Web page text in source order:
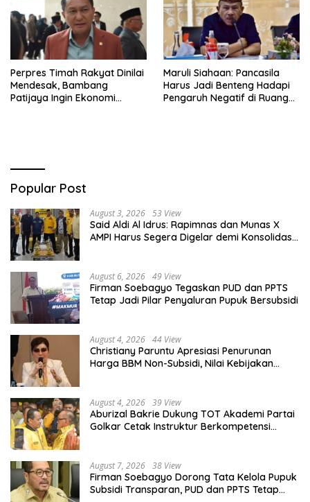
Perpres Timah Rakyat Dinilai
Mendesak, Bambang
Patijaya Ingin Ekonomi
Maruli Siahaan: Pancasila
Harus Jadi Benteng Hadapi
Pengaruh Negatif di Ruang
Popular Post
August 3, 2026 53 View
Said Aldi Al Idrus: Rapimnas dan Munas X
AMPI Harus Segera Digelar demi Konsolidasi
August 6, 2026 49 View
Firman Soebagyo Tegaskan PUD dan PPTS
Tetap Jadi Pilar Penyaluran Pupuk Bersubsidi
August 4, 2026 44 View
Christiany Paruntu Apresiasi Penurunan
Harga BBM Non-Subsidi, Nilai Kebijakan
August 4, 2026 39 View
Aburizal Bakrie Dukung TOT Akademi Partai
Golkar Cetak Instruktur Berkompetensi
August 7, 2026 38 View
Firman Soebagyo Dorong Tata Kelola Pupuk
Subsidi Transparan, PUD dan PPTS Tetap